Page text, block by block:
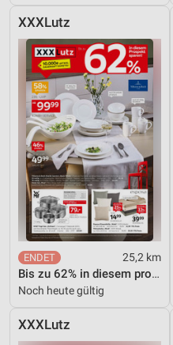
XXXLutz
25,2 km
Bis zu 62% in diesem prospekt
Noch heute gültig
XXXLutz